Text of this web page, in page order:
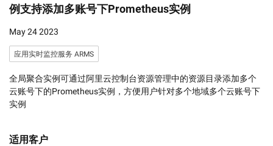
例支持添加多账号下Prometheus实例
May 24 2023
应用实时监控服务 ARMS
全局聚合实例可通过阿里云控制台资源管理中的资源目录添加多个
云账号下的Prometheus实例，方便用户针对多个地域多个云账号下
实例
适用客户